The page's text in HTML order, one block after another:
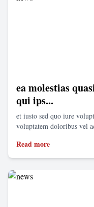
ea molestias
qui ips...
et iusto sed quo iure
voluptatem doloribus vel
Read more